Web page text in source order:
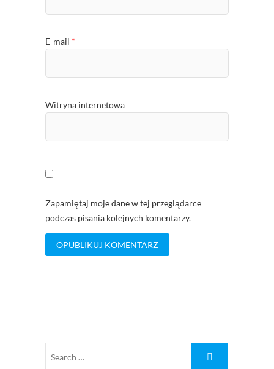
E-mail *
Witryna internetowa
Zapamiętaj moje dane w tej przeglądarce
podczas pisania kolejnych komentarzy.